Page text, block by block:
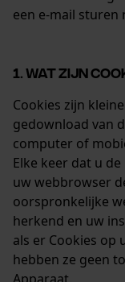
een e-mail sturen
1. WAT ZIJN
Cookies zijn
gedownload van
computer of
Elke keer dat u
uw webbrowser
oorspronkelijke
herkend en uw
als er Cookies op
hebben ze geen